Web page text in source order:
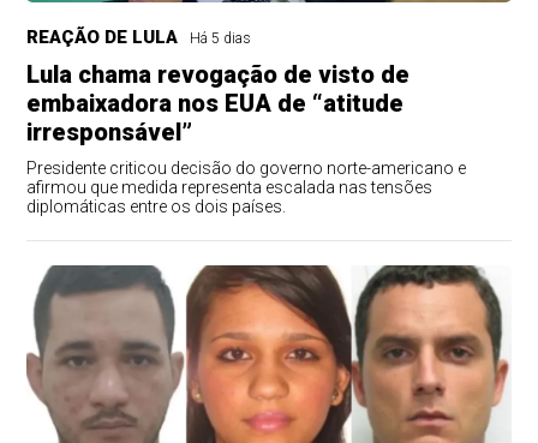
REAÇÃO DE LULA Há 5 dias
Lula chama revogação de visto de
embaixadora nos EUA de “atitude
irresponsável”
Presidente criticou decisão do governo norte-americano e
afirmou que medida representa escalada nas tensões
diplomáticas entre os dois países.